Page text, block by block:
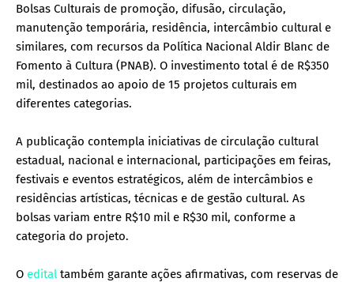
Bolsas Culturais de promoção, difusão, circulação,
manutenção temporária, residência, intercâmbio cultural e
similares, com recursos da Política Nacional Aldir Blanc de
Fomento à Cultura (PNAB). O investimento total é de R$350
mil, destinados ao apoio de 15 projetos culturais em
diferentes categorias.
A publicação contempla iniciativas de circulação cultural
estadual, nacional e internacional, participações em feiras,
festivais e eventos estratégicos, além de intercâmbios e
residências artísticas, técnicas e de gestão cultural. As
bolsas variam entre R$10 mil e R$30 mil, conforme a
categoria do projeto.
O edital também garante ações afirmativas, com reservas de